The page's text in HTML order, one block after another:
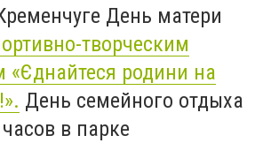
День матери
творческим
«Єднайтеся родини на
День семейного отдыха
в парке